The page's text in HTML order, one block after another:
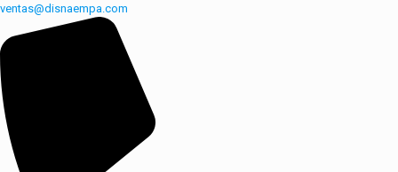
ventas@disnaempa.com